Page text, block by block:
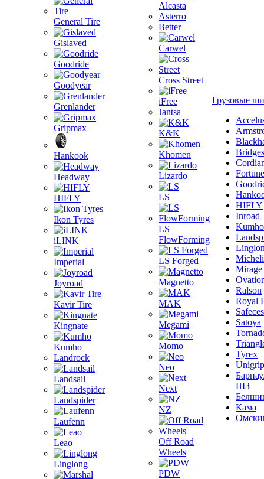
General Tire
Gislaved
Goodride
Goodyear
Grenlander
Gripmax
Hankook
Headway
HIFLY
Ikon Tyres
iLINK
Imperial
Joyroad
Kavir Tire
Kingnate
Kumho
Landrock
Landsail
Landspider
Laufenn
Leao
Linglong
Alcasta
Asterro
Better
Carwel
Cross Street
iFree
Jantsa
K&K
Khomen
Lizardo
LS
LS
FlowForming
LS Forged
Magnetto
MAK
Megami
Momo
Neo
Next
NZ
Off Road
Wheels
PDW
Грузовые
Fortune
HIFLY
Inroad
Kumho
Mirage
Ralson
Royal
Satoya
Tyrex
Unigrip
ШЗ
Кама